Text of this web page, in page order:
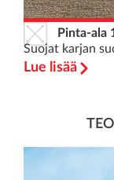
Pinta-ala
Suojat karjan
Lue lisää